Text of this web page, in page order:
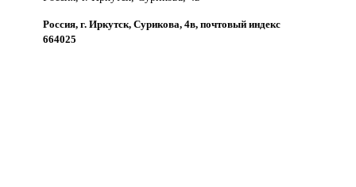
Россия, г. Иркутск, Сурикова, 4в, почтовый индекс
664025